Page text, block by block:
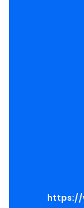
https://